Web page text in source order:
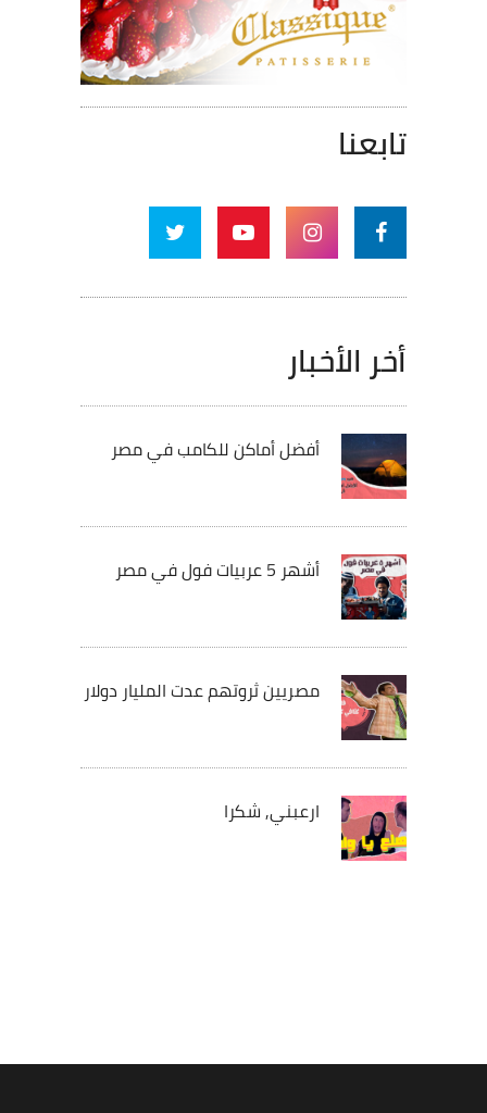
تابعنا
أخر الأخبار
أفضل أماكن للكامب في مصر
أشهر 5 عربيات فول في مصر
مصريين ثروتهم عدت المليار دولار
ارعبني, شكرا